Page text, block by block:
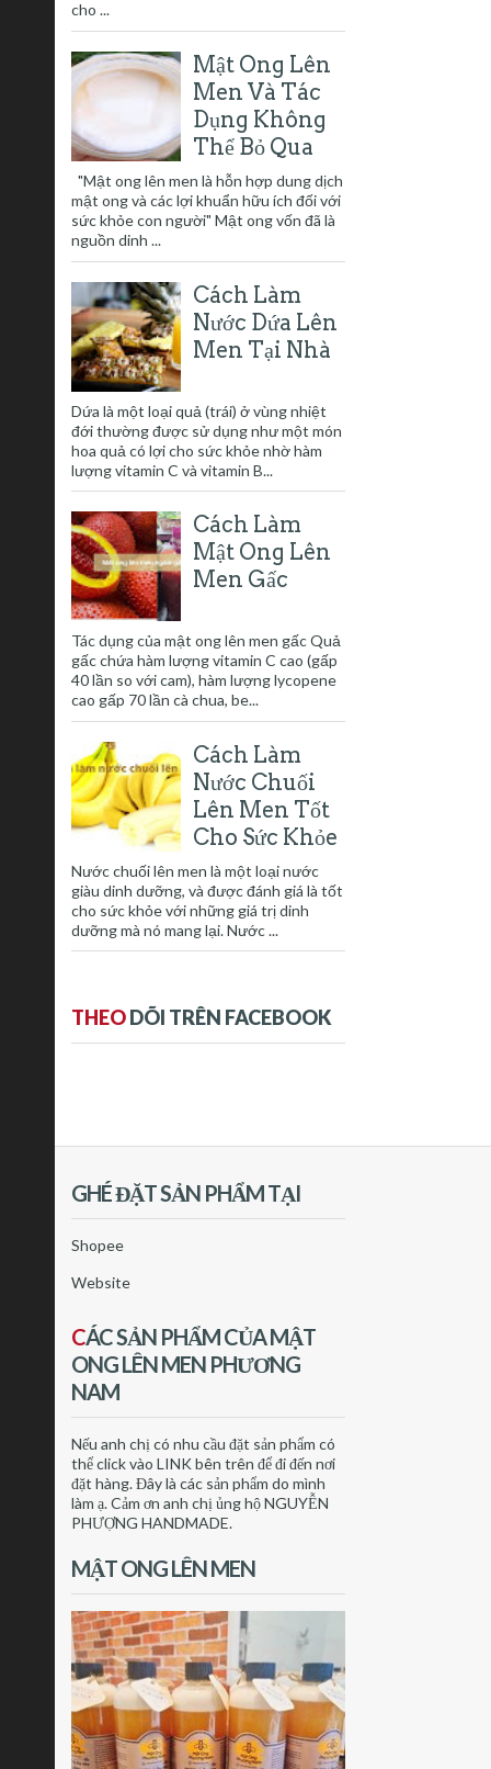
cho ...
Mật Ong Lên
Men Và Tác
Dụng Không
Thể Bỏ Qua
"Mật ong lên men là hỗn hợp dung dịch
mật ong và các lợi khuẩn hữu ích đối với
sức khỏe con người" Mật ong vốn đã là
nguồn dinh ...
Cách Làm
Nước Dứa Lên
Men Tại Nhà
Dứa là một loại quả (trái) ở vùng nhiệt
đới thường được sử dụng như một món
hoa quả có lợi cho sức khỏe nhờ hàm
lượng vitamin C và vitamin B...
Cách Làm
Mật Ong Lên
Men Gấc
Tác dụng của mật ong lên men gấc Quả
gấc chứa hàm lượng vitamin C cao (gấp
40 lần so với cam), hàm lượng lycopene
cao gấp 70 lần cà chua, be...
Cách Làm
Nước Chuối
Lên Men Tốt
Cho Sức Khỏe
Nước chuối lên men là một loại nước
giàu dinh dưỡng, và được đánh giá là tốt
cho sức khỏe với những giá trị dinh
dưỡng mà nó mang lại. Nước ...
THEODÕI TRÊN FACEBOOK
GHÉ ĐẶT SẢN PHẨM TẠI
Shopee
Website
CÁC SẢN PHẨM CỦA MẬT
ONG LÊN MEN PHƯƠNG
NAM
Nếu anh chị có nhu cầu đặt sản phẩm có
thể click vào LINK bên trên để đi đến nơi
đặt hàng. Đây là các sản phẩm do mình
làm ạ. Cảm ơn anh chị ủng hộ NGUYỄN
PHƯỢNG HANDMADE.
MẬT ONG LÊN MEN